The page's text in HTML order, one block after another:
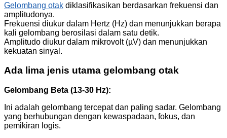
Gelombang otak diklasifikasikan berdasarkan frekuensi dan
amplitudonya.
Frekuensi diukur dalam Hertz (Hz) dan menunjukkan berapa
kali gelombang berosilasi dalam satu detik.
Amplitudo diukur dalam mikrovolt (µV) dan menunjukkan
kekuatan sinyal.
Ada lima jenis utama gelombang otak
Gelombang Beta (13-30 Hz):
Ini adalah gelombang tercepat dan paling sadar. Gelombang
yang berhubungan dengan kewaspadaan, fokus, dan
pemikiran logis.